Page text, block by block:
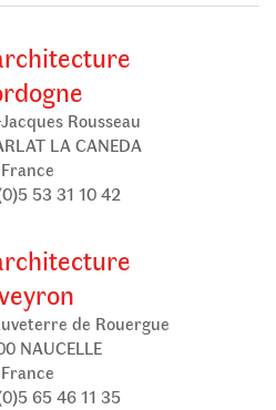
Rousseau
LA CANEDA
France
53 31 10 42
de Rouergue
NAUCELLE
France
65 46 11 35